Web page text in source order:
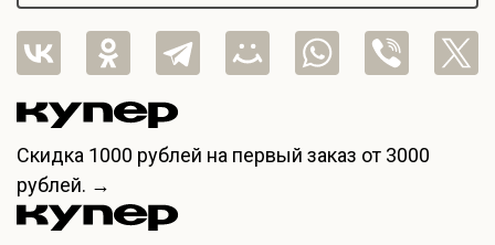
Скидка 1000 рублей на первый заказ от 3000
рублей. →